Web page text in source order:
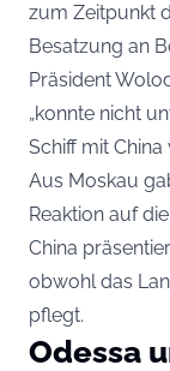
zum Zeitpunkt
Besatzung an
Präsident
„konnte nicht
Schiff mit
Aus Moskau
Reaktion auf
China
obwohl das
pflegt.
Odessa